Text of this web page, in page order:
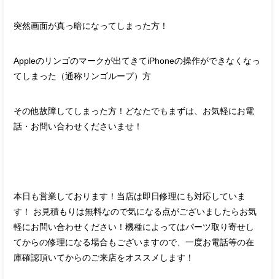
突然画面が真っ暗になってしまった方！
Appleのリンゴのマークが出てきてiPhoneの操作ができなくなっ
てしまった（通称リンゴループ）方
その他故障してしまった方！どなたでもまずは、お気軽にお電
話・お問い合わせくださいませ！
本日も営業しております！当店は即日修理にも対応していま
す！ お見積もりは無料なので気になる点がございましたらお気
軽にお問い合わせください！機種によってはパーツ取り寄せし
てからの修理になる場合もございますので、一度お電話等の在
庫確認頂いてからのご来店をオススメします！